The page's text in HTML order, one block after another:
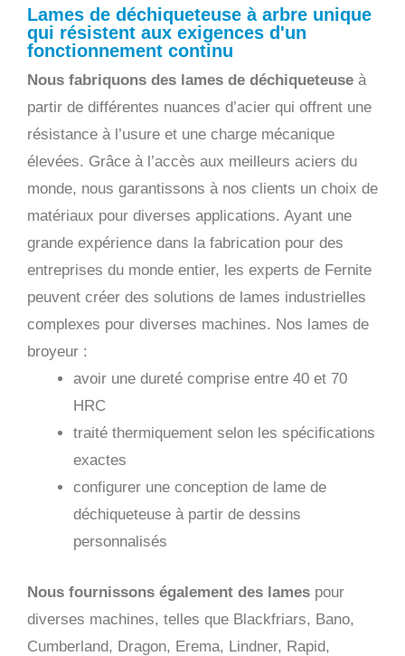
Lames de déchiqueteuse à arbre unique
qui résistent aux exigences d'un
fonctionnement continu
Nous fabriquons des lames de déchiqueteuse à
partir de différentes nuances d’acier qui offrent une
résistance à l’usure et une charge mécanique
élevées. Grâce à l’accès aux meilleurs aciers du
monde, nous garantissons à nos clients un choix de
matériaux pour diverses applications. Ayant une
grande expérience dans la fabrication pour des
entreprises du monde entier, les experts de Fernite
peuvent créer des solutions de lames industrielles
complexes pour diverses machines. Nos lames de
broyeur :
avoir une dureté comprise entre 40 et 70
HRC
traité thermiquement selon les spécifications
exactes
configurer une conception de lame de
déchiqueteuse à partir de dessins
personnalisés
Nous fournissons également des lames pour
diverses machines, telles que Blackfriars, Bano,
Cumberland, Dragon, Erema, Lindner, Rapid,